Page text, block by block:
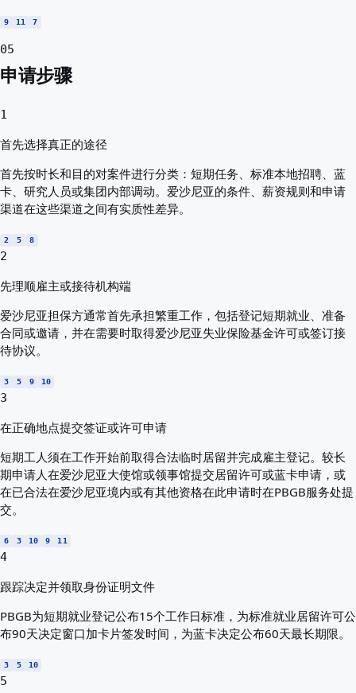
9 11 7
05
申请步骤
1
首先选择真正的途径
首先按时长和目的对案件进行分类：短期任务、标准本地招聘、蓝
卡、研究人员或集团内部调动。爱沙尼亚的条件、薪资规则和申请
渠道在这些渠道之间有实质性差异。
2 5 8
2
先理顺雇主或接待机构端
爱沙尼亚担保方通常首先承担繁重工作，包括登记短期就业、准备
合同或邀请，并在需要时取得爱沙尼亚失业保险基金许可或签订接
待协议。
3 5 9 10
3
在正确地点提交签证或许可申请
短期工人须在工作开始前取得合法临时居留并完成雇主登记。较长
期申请人在爱沙尼亚大使馆或领事馆提交居留许可或蓝卡申请，或
在已合法在爱沙尼亚境内或有其他资格在此申请时在PBGB服务处提
交。
6 3 10 9 11
4
跟踪决定并领取身份证明文件
PBGB为短期就业登记公布15个工作日标准，为标准就业居留许可公
布90天决定窗口加卡片签发时间，为蓝卡决定公布60天最长期限。
3 5 10
5